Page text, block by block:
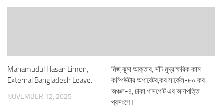
Mahamudul Hasan Limon,
External Bangladesh Leave.
NOVEMBER 12, 2025
মিজ্ ঝুমা আক্তার, সাঁট মুদ্রাক্ষরিক কাম
কম্পিউটার অপারেটর,কর সার্কেল-৮০ কর
অঞ্চল-৪, ঢাকা পাসপোর্ট এর অনাপত্তি
প্রসংগে।